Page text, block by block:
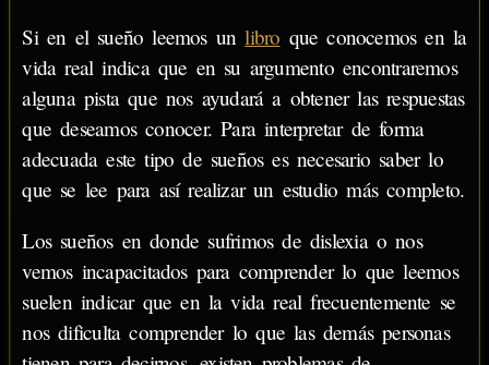
Si en el sueño leemos unlibro que conocemos en la
vida real indica que en su argumento encontraremos
alguna pista que nos ayudará a obtener las respuestas
que deseamos conocer. Para interpretar de forma
adecuada este tipo de sueños es necesario saber lo
que se lee para así realizar un estudio más completo.
Los sueños en donde sufrimos de dislexia o nos
vemos incapacitados para comprender lo que leemos
suelen indicar que en la vida real frecuentemente se
nos dificulta comprender lo que las demás personas